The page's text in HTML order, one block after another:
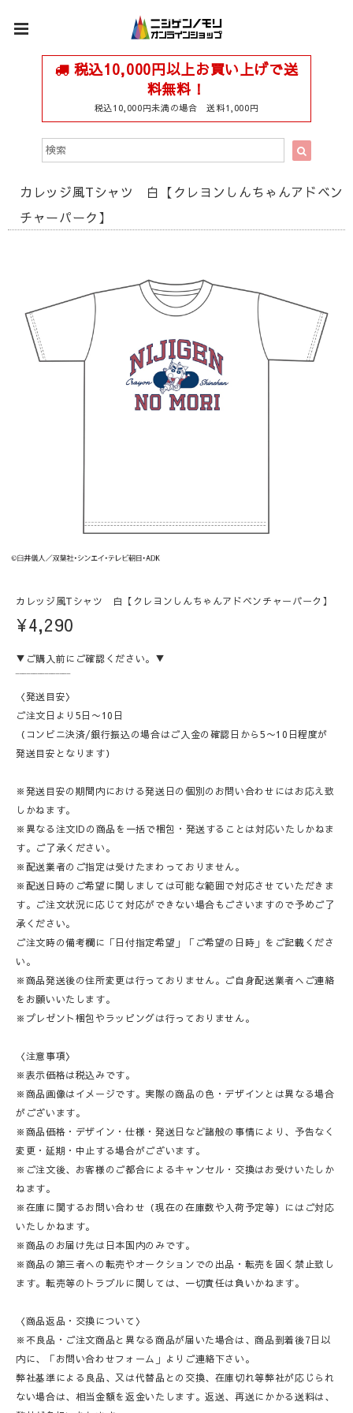
税込10,000円以上お買い上げで送
料無料！
税込10,000円未満の場合 送料1,000円
カレッジ風Tシャツ 白【クレヨンしんちゃんアドベン
チャーパーク】
カレッジ風Tシャツ 白【クレヨンしんちゃんアドベンチャーパーク】
¥4,290
▼ご購入前にご確認ください。▼
‾‾‾‾‾‾‾‾‾‾‾‾‾‾‾
〈発送目安〉
ご注文日より5日〜10日
（コンビニ決済/銀行振込の場合はご入金の確認日から5〜10日程度が
発送目安となります）
※発送目安の期間内における発送日の個別のお問い合わせにはお応え致
しかねます。
※異なる注文IDの商品を一括で梱包・発送することは対応いたしかねま
す。ご了承ください。
※配送業者のご指定は受けたまわっておりません。
※配送日時のご希望に関しましては可能な範囲で対応させていただきま
す。ご注文状況に応じて対応ができない場合もごさいますので予めご了
承ください。
ご注文時の備考欄に「日付指定希望」「ご希望の日時」をご記載くださ
い。
※商品発送後の住所変更は行っておりません。ご自身配送業者へご連絡
をお願いいたします。
※プレゼント梱包やラッピングは行っておりません。
〈注意事項〉
※表示価格は税込みです。
※商品画像はイメージです。実際の商品の色・デザインとは異なる場合
がございます。
※商品価格・デザイン・仕様・発送日など諸般の事情により、予告なく
変更・延期・中止する場合がございます。
※ご注文後、お客様のご都合によるキャンセル・交換はお受けいたしか
ねます。
※在庫に関するお問い合わせ（現在の在庫数や入荷予定等）にはご対応
いたしかねます。
※商品のお届け先は日本国内のみです。
※商品の第三者への転売やオークションでの出品・転売を固く禁止致し
ます。転売等のトラブルに関しては、一切責任は負いかねます。
〈商品返品・交換について〉
※不良品・ご注文商品と異なる商品が届いた場合は、商品到着後7日以
内に、「お問い合わせフォーム」よりご連絡下さい。
弊社基準による良品、又は代替品との交換、在庫切れ等弊社が応じられ
ない場合は、相当金額を返金いたします。返送、再送にかかる送料は、